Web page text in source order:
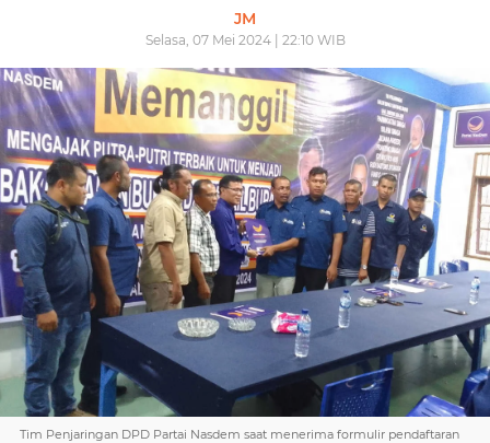
JM
Selasa, 07 Mei 2024 | 22:10 WIB
Tim Penjaringan DPD Partai Nasdem saat menerima formulir pendaftaran